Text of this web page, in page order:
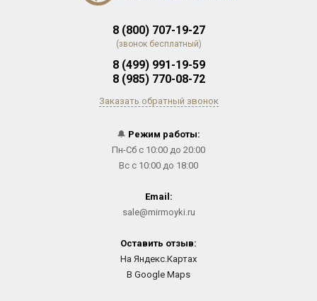
8 (800) 707-19-27
(звонок бесплатный)
8 (499) 991-19-59
8 (985) 770-08-72
Заказать обратный звонок
🔔 Режим работы:
Пн-Сб с 10:00 до 20:00
Вс с 10:00 до 18:00
Email:
sale@mirmoyki.ru
Оставить отзыв:
На Яндекс.Картах
В Google Maps